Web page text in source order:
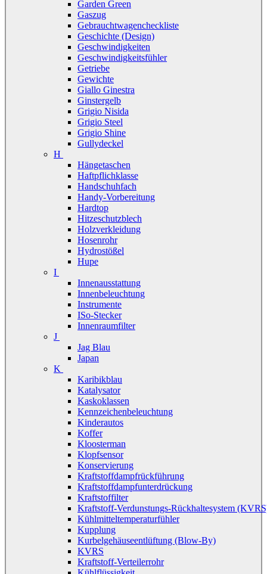
Garden Green
Gaszug
Gebrauchtwagencheckliste
Geschichte (Design)
Geschwindigkeiten
Geschwindigkeitsfühler
Getriebe
Gewichte
Giallo Ginestra
Ginstergelb
Grigio Nisida
Grigio Steel
Grigio Shine
Gullydeckel
H
Hängetaschen
Haftpflichklasse
Handschuhfach
Handy-Vorbereitung
Hardtop
Hitzeschutzblech
Holzverkleidung
Hosenrohr
Hydrostößel
Hupe
I
Innenausstattung
Innenbeleuchtung
Instrumente
ISo-Stecker
Innenraumfilter
J
Jag Blau
Japan
K
Karibikblau
Katalysator
Kaskoklassen
Kennzeichenbeleuchtung
Kinderautos
Koffer
Kloosterman
Klopfsensor
Konservierung
Kraftstoffdampfrückführung
Kraftstoffdampfunterdrückung
Kraftstoffilter
Kraftstoff-Verdunstungs-Rückhaltesystem
Kühlmitteltemperaturfühler
Kupplung
Kurbelgehäuseentlüftung (Blow-By)
KVRS
Kraftstoff-Verteilerrohr